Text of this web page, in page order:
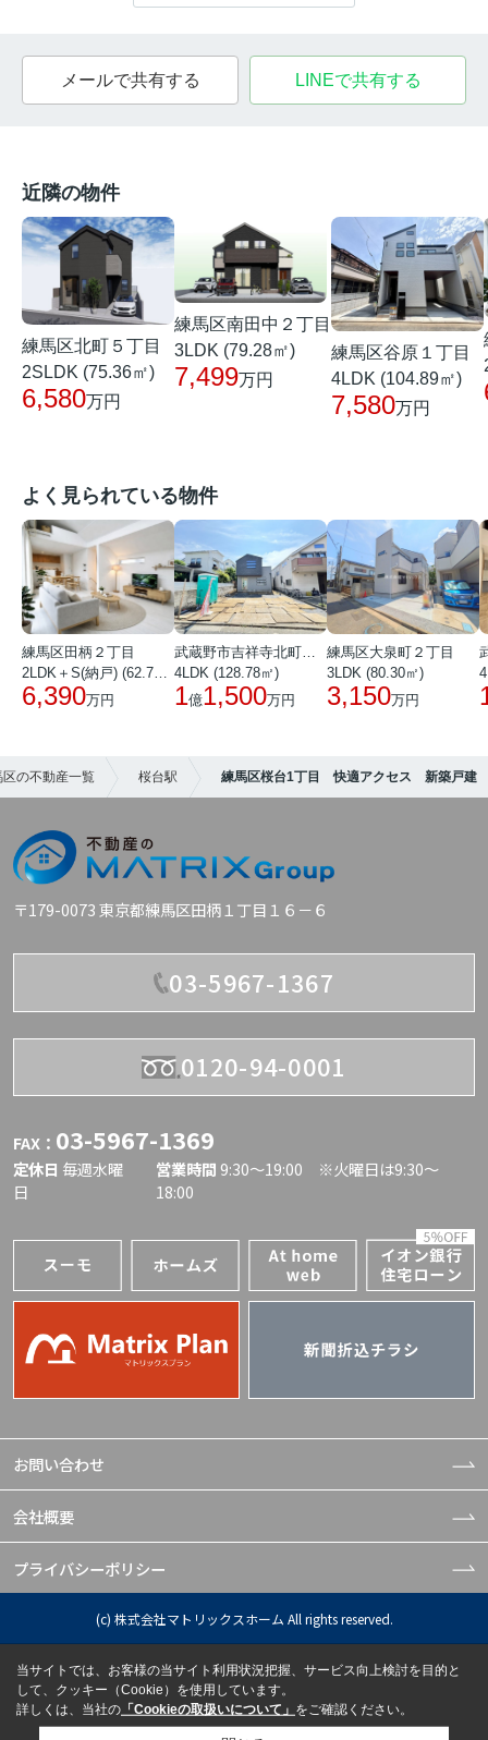
メールで共有する LINEで共有する
近隣の物件
練馬区北町５丁目
2SLDK (75.36㎡)
6,580万円
練馬区南田中２丁目
3LDK (79.28㎡)
7,499万円
練馬区谷原１丁目
4LDK (104.89㎡)
7,580万円
よく見られている物件
練馬区田柄２丁目
2LDK＋S(納戸) (62.72㎡)
6,390万円
武蔵野市吉祥寺北町１丁目
4LDK (128.78㎡)
1億1,500万円
練馬区大泉町２丁目
3LDK (80.30㎡)
3,150万円
区の不動産一覧 桜台駅 練馬区桜台1丁目 快適アクセス 新築戸建
〒179-0073 東京都練馬区田柄１丁目１６－６
03-5967-1367
0120-94-0001
FAX： 03-5967-1369
定休日 毎週水曜
日
営業時間 9:30〜19:00 ※火曜日は9:30～
18:00
お問い合わせ
会社概要
プライバシーポリシー
(c) 株式会社マトリックスホーム All rights reserved.
当サイトでは、お客様の当サイト利用状況把握、サービス向上検討を目的と
して、クッキー（Cookie）を使用しています。
詳しくは、当社の 「Cookieの取扱いについて」 をご確認ください。